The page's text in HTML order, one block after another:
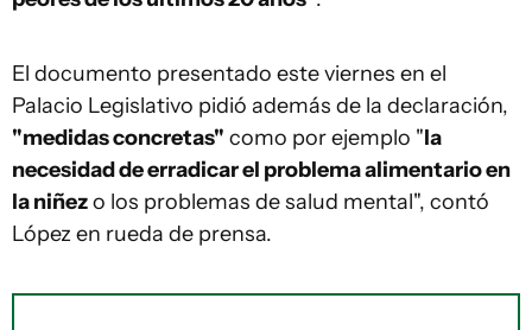
El documento presentado este viernes en el
Palacio Legislativo pidió además de la declaración,
"medidas concretas" como por ejemplo "la
necesidad de erradicar el problema alimentario en
la niñezo los problemas de salud mental", contó
López en rueda de prensa.